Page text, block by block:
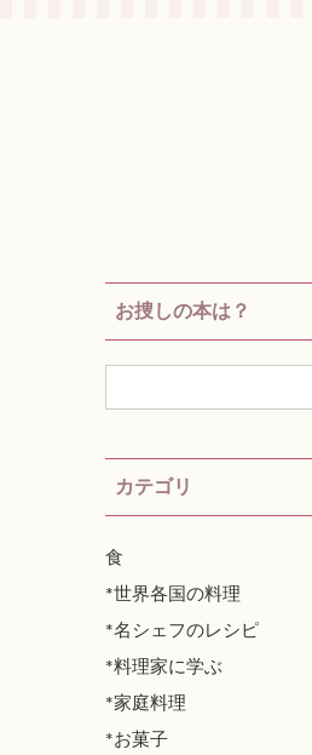
お捜しの本は？
カテゴリ
食
*世界各国の料理
*名シェフのレシピ
*料理家に学ぶ
*家庭料理
*お菓子